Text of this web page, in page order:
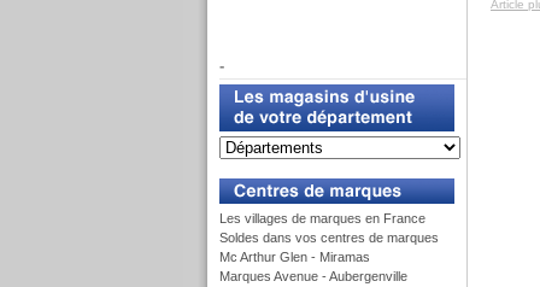
-
Les villages de marques en France
Soldes dans vos centres de marques
Mc Arthur Glen - Miramas
Marques Avenue - Aubergenville
Article